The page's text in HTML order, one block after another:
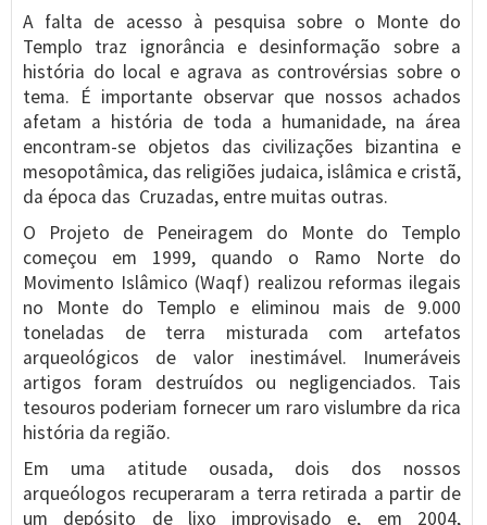
A falta de acesso à pesquisa sobre o Monte do
Templo traz ignorância e desinformação sobre a
história do local e agrava as controvérsias sobre o
tema. É importante observar que nossos achados
afetam a história de toda a humanidade, na área
encontram-se objetos das civilizações bizantina e
mesopotâmica, das religiões judaica, islâmica e cristã,
da época das Cruzadas, entre muitas outras.
O Projeto de Peneiragem do Monte do Templo
começou em 1999, quando o Ramo Norte do
Movimento Islâmico (Waqf) realizou reformas ilegais
no Monte do Templo e eliminou mais de 9.000
toneladas de terra misturada com artefatos
arqueológicos de valor inestimável. Inumeráveis
artigos foram destruídos ou negligenciados. Tais
tesouros poderiam fornecer um raro vislumbre da rica
história da região.
Em uma atitude ousada, dois dos nossos
arqueólogos recuperaram a terra retirada a partir de
um depósito de lixo improvisado e, em 2004,